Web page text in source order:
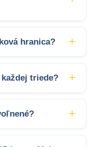
hranica?
triede?